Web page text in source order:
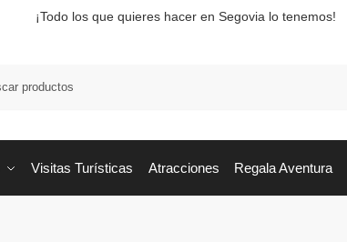
¡Todo los que quieres hacer en Segovia lo tenemos!
Visitas Turísticas Atracciones Regala Aventura